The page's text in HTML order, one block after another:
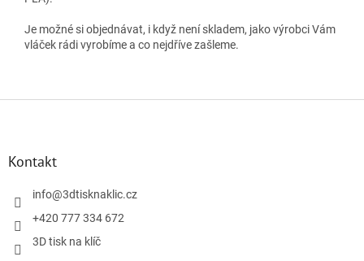
Je možné si objednávat, i když není skladem, jako výrobci Vám
vláček rádi vyrobíme a co nejdříve zašleme.
Z
Kontakt
info@3dtisknaklic.cz
+420 777 334 672
3D tisk na klíč